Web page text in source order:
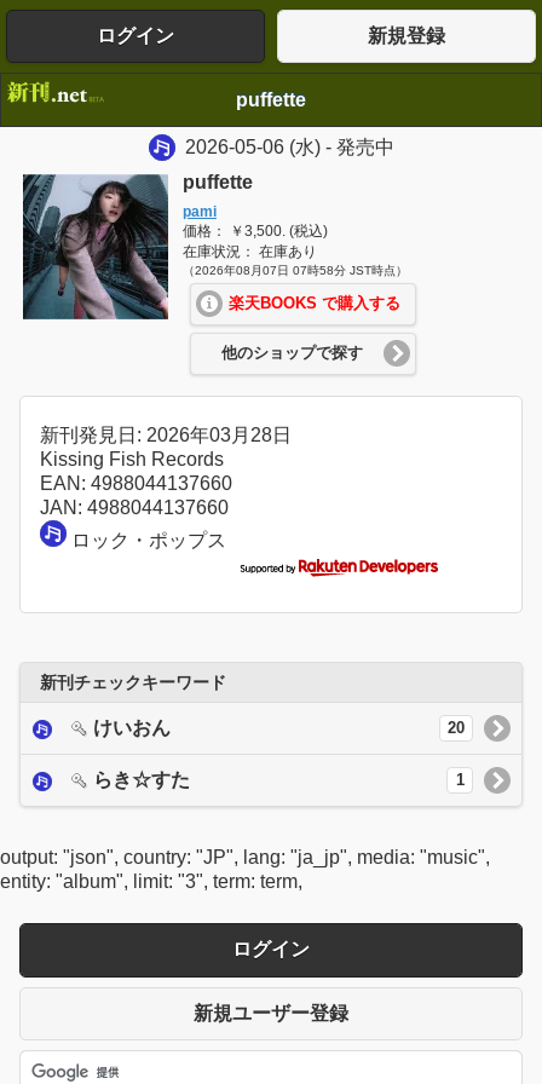
ログイン 新規登録
puffette
2026-05-06(水)- 発売中
puffette
pami
価格： ￥3,500. (税込)
在庫状況： 在庫あり
（2026年08月07日 07時58分 JST時点）
楽天BOOKS で購入する
他のショップで探す
新刊発見日: 2026年03月28日
Kissing Fish Records
EAN: 4988044137660
JAN: 4988044137660
ロック・ポップス
新刊チェックキーワード
けいおん 20
らき☆すた 1
output: "json", country: "JP", lang: "ja_jp", media: "music",
entity: "album", limit: "3", term: term,
ログイン
新規ユーザー登録